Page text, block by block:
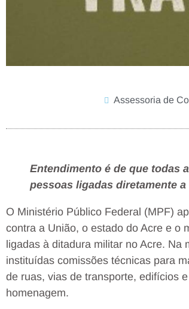
Assessoria de
Entendimento é de que todas
pessoas ligadas diretamente
O Ministério Público Federal (MPF)
contra a União, o estado do Acre e o
ligadas à ditadura militar no Acre. Na
instituídas comissões técnicas para
de ruas, vias de transporte, edifícios
homenagem.